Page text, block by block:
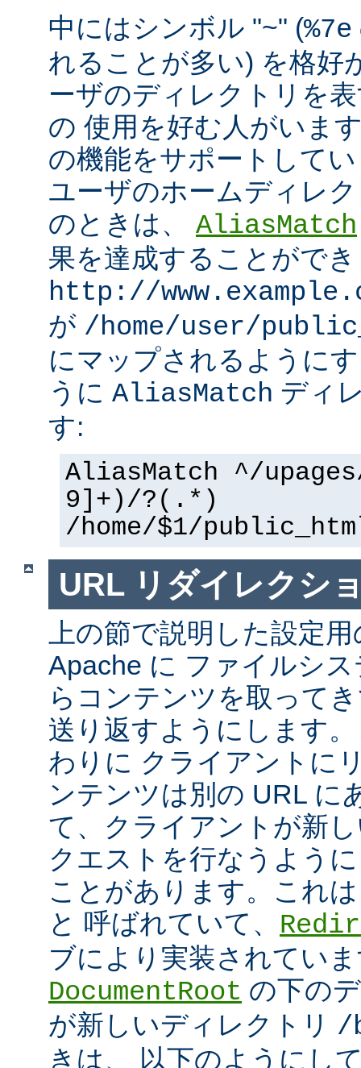
中にはシンボル "~" (%7e
れることが多い) を格好
ーザのディレクトリを
の 使用を好む人がいま
の機能をサポートして
ユーザのホームディレ
のときは、 AliasMatch
果を達成することがで
http://
が /home/user/
にマップされるように
うに AliasMatch ディ
す:
AliasMatch ^/
9]+)/?(.*)
/home/$1/
URL リダイレクシ
上の節で説明した設定
Apache に ファイルシ
らコンテンツを取って
送り返すようにします
わりに クライアントに
ンテンツは別の URL に
て、クライアントが新
クエストを行なうよう
ことがあります。これは
と 呼ばれていて、
ブにより実装されてい
DocumentRoot の下の
が新しいディレクトリ /
きは、 以下のようにし